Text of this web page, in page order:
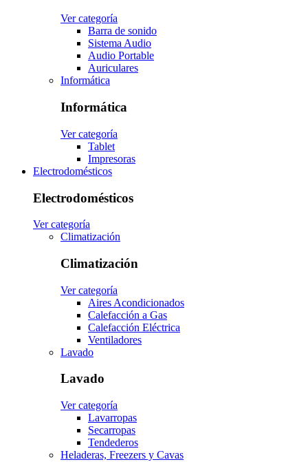
Ver categoría
Barra de sonido
Sistema Audio
Audio Portable
Auriculares
Informática
Informática
Ver categoría
Tablet
Impresoras
Electrodomésticos
Electrodomésticos
Ver categoría
Climatización
Climatización
Ver categoría
Aires Acondicionados
Calefacción a Gas
Calefacción Eléctrica
Ventiladores
Lavado
Lavado
Ver categoría
Lavarropas
Secarropas
Tendederos
Heladeras, Freezers y Cavas